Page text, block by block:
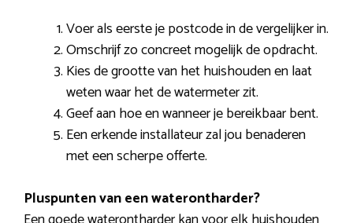
Voer als eerste je postcode in de vergelijker in.
Omschrijf zo concreet mogelijk de opdracht.
Kies de grootte van het huishouden en laat
weten waar het de watermeter zit.
Geef aan hoe en wanneer je bereikbaar bent.
Een erkende installateur zal jou benaderen
met een scherpe offerte.
Pluspunten van een waterontharder?